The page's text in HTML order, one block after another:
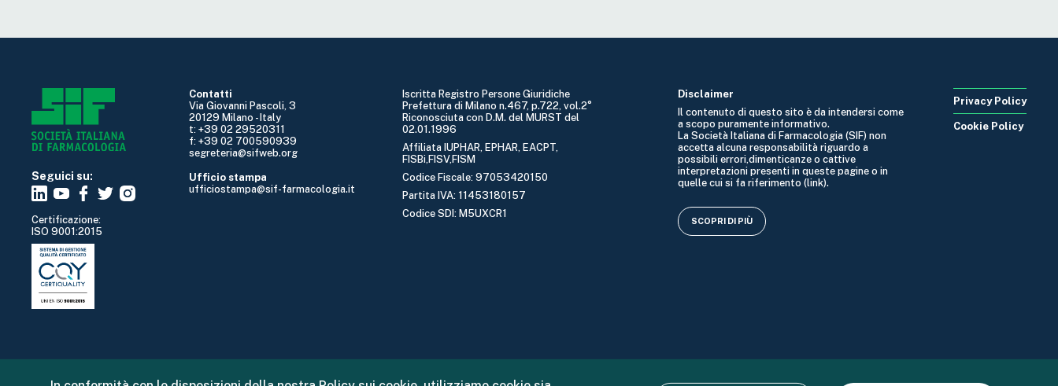
Seguici su:
Certificazione:
ISO 9001:2015
Contatti
Via Giovanni Pascoli, 3
20129 Milano - Italy
t: +39 02 29520311
f: +39 02 700590939
segreteria@sifweb.org
Ufficio stampa
ufficiostampa@sif-farmacologia.it
Iscritta Registro Persone Giuridiche
Prefettura di Milano n.467, p.722, vol.2°
Riconosciuta con D.M. del MURST del
02.01.1996
Affiliata IUPHAR, EPHAR, EACPT,
FISBi,FISV,FISM
Codice Fiscale: 97053420150
Partita IVA: 11453180157
Codice SDI: M5UXCR1
Disclaimer
Il contenuto di questo sito è da intendersi come
a scopo puramente informativo.
La Società Italiana di Farmacologia (SIF) non
accetta alcuna responsabilità riguardo a
possibili errori,dimenticanze o cattive
interpretazioni presenti in queste pagine o in
quelle cui si fa riferimento (link).
SCOPRI DI PIÙ
Privacy Policy
Cookie Policy